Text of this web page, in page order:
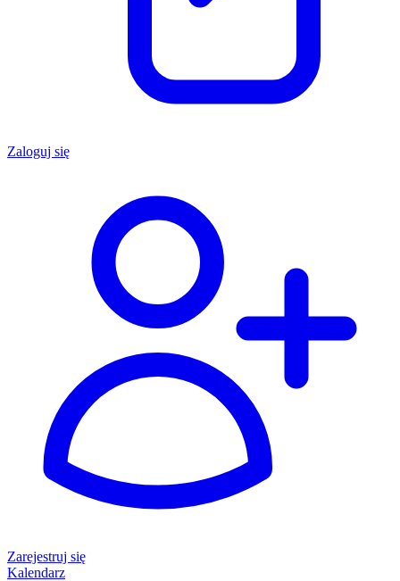
Zaloguj się
Zarejestruj się
Kalendarz